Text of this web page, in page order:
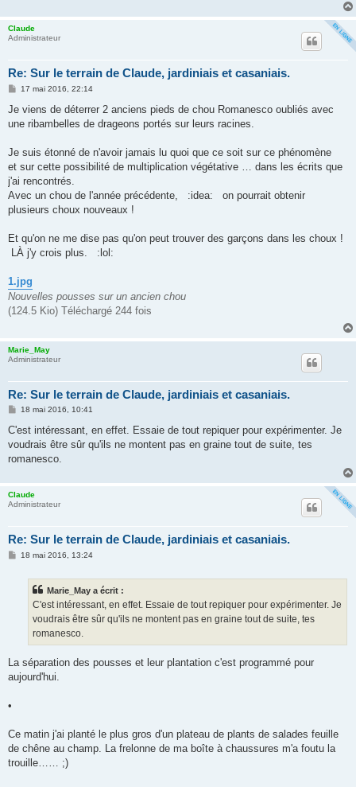
Claude
Administrateur
Re: Sur le terrain de Claude, jardiniais et casaniais.
M
s
a
17 mai 2016, 22:14
Je viens de déterrer 2 anciens pieds de chou Romanesco oubliés avec
une ribambelles de drageons portés sur leurs racines.
Je suis étonné de n'avoir jamais lu quoi que ce soit sur ce phénomène
et sur cette possibilité de multiplication végétative … dans les écrits que
j'ai rencontrés.
Avec un chou de l'année précédente, :idea: on pourrait obtenir
plusieurs choux nouveaux !
Et qu'on ne me dise pas qu'on peut trouver des garçons dans les choux !
LÀ j'y crois plus. :lol:
1.jpg
Nouvelles pousses sur un ancien chou
(124.5 Kio) Téléchargé 244 fois
Marie_May
Administrateur
Re: Sur le terrain de Claude, jardiniais et casaniais.
M
s
a
g
18 mai 2016, 10:41
C'est intéressant, en effet. Essaie de tout repiquer pour expérimenter. Je
voudrais être sûr qu'ils ne montent pas en graine tout de suite, tes
romanesco.
Claude
Administrateur
Re: Sur le terrain de Claude, jardiniais et casaniais.
M18 mai 2016, 13:24
Marie_May a écrit :
C'est intéressant, en effet. Essaie de tout repiquer pour expérimenter. Je
voudrais être sûr qu'ils ne montent pas en graine tout de suite, tes
romanesco.
La séparation des pousses et leur plantation c'est programmé pour
aujourd'hui.
•
Ce matin j'ai planté le plus gros d'un plateau de plants de salades feuille
de chêne au champ. La frelonne de ma boîte à chaussures m'a foutu la
trouille…… ;)